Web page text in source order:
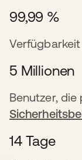
99,99 %
5 Millionen
Benutzer, die
14 Tage